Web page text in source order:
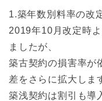
1.築年数別料率の改
2019年10月改定時
ましたが、
築古契約の損害率が
差をさらに拡大しま
築浅契約は割引も導